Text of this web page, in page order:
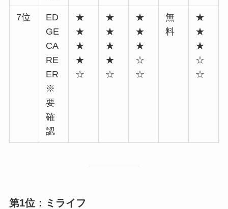
7位
ED
GE
CA
RE
ER
※
要
確
認
★
★
★
★
☆
★
★
★
★
☆
★
★
★
☆
☆
無
料
★
★
★
☆
☆
第1位：ミライフ